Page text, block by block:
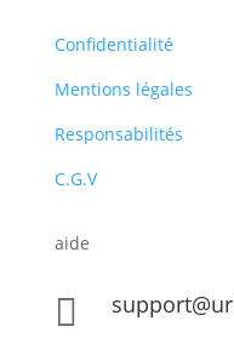
Confidentialité
Mentions légales
Responsabilités
C.G.V
aide
